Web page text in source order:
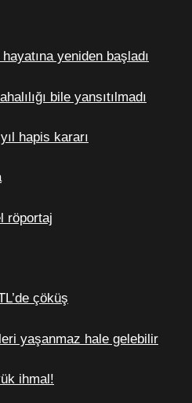
yeniden başladı
bile yansıtılmadı
hapis kararı
röportaj
çöküş
yaşanmaz hale gelebilir
ihmal!